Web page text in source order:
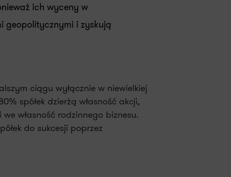
ich wyceny w
geopolitycznymi i zyskują
ciągu wyłącznie w niewielkiej
spółek dzierżą własność akcji,
własność rodzinnego biznesu.
do sukcesji poprzez